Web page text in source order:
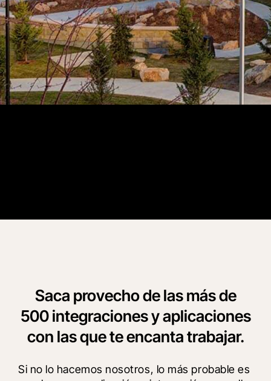
Saca provecho de las más de
500 integraciones y aplicaciones
con las que te encanta trabajar.
Si no lo hacemos nosotros, lo más probable es